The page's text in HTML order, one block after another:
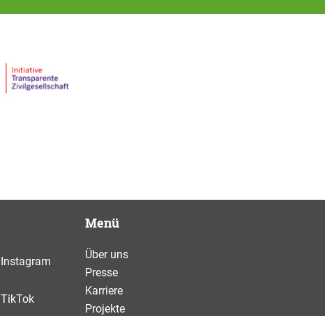
Instagram
TikTok
Menü
Über uns
Presse
Karriere
Projekte